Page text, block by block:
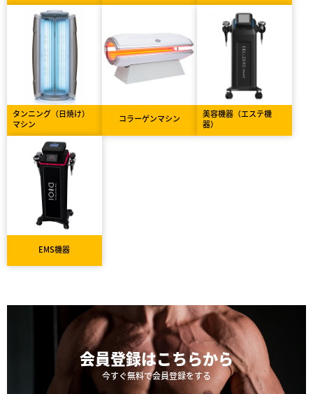
タンニング（日焼け）
マシン
コラーゲンマシン
美容機器（エステ機
器）
EMS機器
会員登録はこちらから
今すぐ無料で会員登録をする